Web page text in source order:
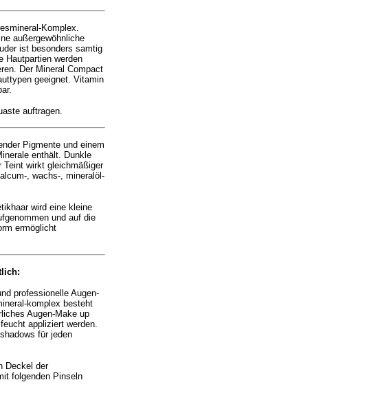
Komplex.
außergewöhnliche
ist besonders samtig
Hautpartien werden
Der Mineral Compact
geeignet. Vitamin
auftragen.
Pigmente und einem
enthält. Dunkle
wirkt gleichmäßiger
, wachs-, mineralöl-
wird eine kleine
und auf die
ermöglicht
professionelle Augen-
komplex besteht
Augen-Make up
appliziert werden.
für jeden
Deckel der
folgenden Pinseln